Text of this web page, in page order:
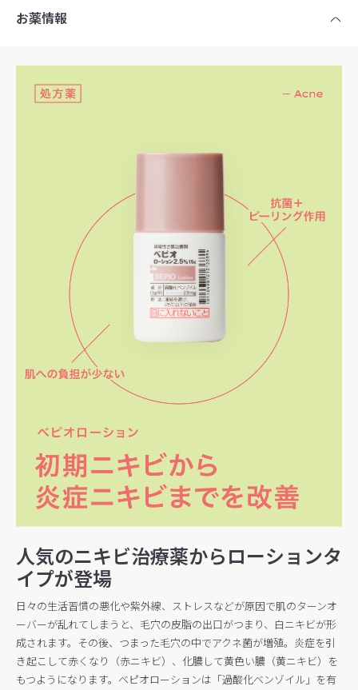
お薬情報
人気のニキビ治療薬からローションタ
イプが登場
日々の生活習慣の悪化や紫外線、ストレスなどが原因で肌のターンオ
ーバーが乱れてしまうと、毛穴の皮脂の出口がつまり、白ニキビが形
成されます。その後、つまった毛穴の中でアクネ菌が増殖。炎症を引
き起こして赤くなり（赤ニキビ）、化膿して黄色い膿（黄ニキビ）を
もつようになります。ベピオローションは「過酸化ベンゾイル」を有